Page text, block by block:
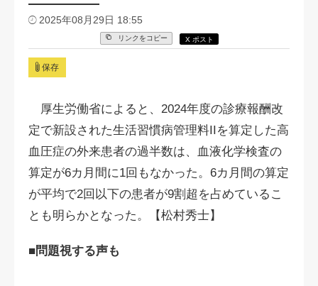
2025年08月29日 18:55
リンクをコピー X ポスト
保存
厚生労働省によると、2024年度の診療報酬改
定で新設された生活習慣病管理料IIを算定した高
血圧症の外来患者の過半数は、血液化学検査の
算定が6カ月間に1回もなかった。6カ月間の算定
が平均で2回以下の患者が9割超を占めているこ
とも明らかとなった。【松村秀士】
■問題視する声も